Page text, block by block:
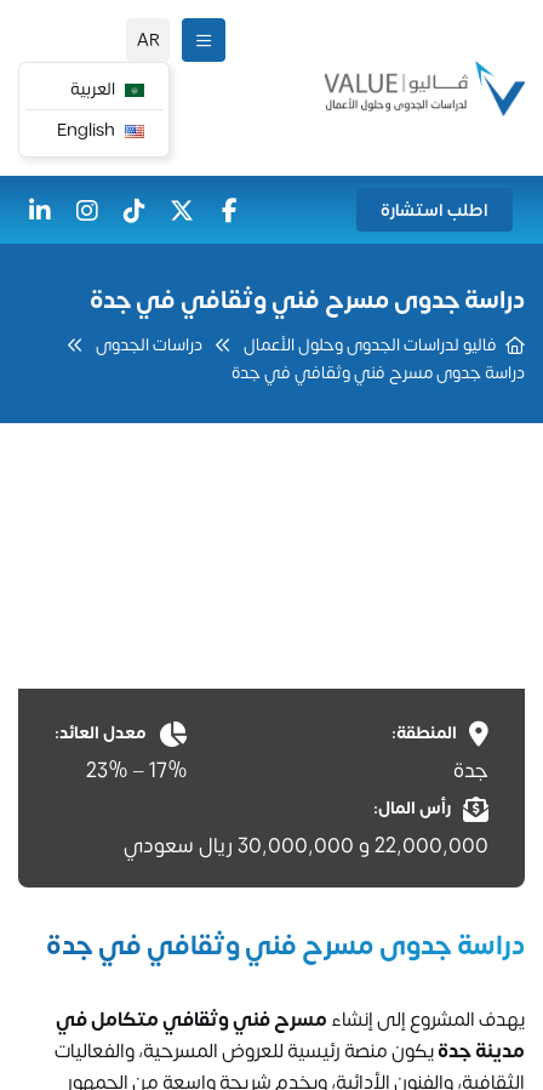
AR
العربية
اطلب استشارة
دراسة جدوى مسرح فني وثقافي في جدة
فاليو لدراسات الجدوى وحلول الأعمال
دراسات الجدوى
دراسة جدوى مسرح فني وثقافي في جدة
المنطقة:
جدة
معدل العائد:
17% – 23%
رأس المال:
22,000,000 و 30,000,000 ريال سعودي
دراسة جدوى مسرح فني وثقافي في جدة
يهدف المشروع إلى إنشاءمسرح فني وثقافي متكامل في
مدينة جدةيكون منصة رئيسية للعروض المسرحية، والفعاليات
الثقافية، والفنون الأدائية، ويخدم شريحة واسعة من الجمهور